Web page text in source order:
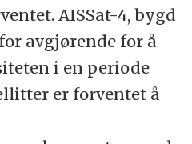
AISSat-4, bygd
avgjørende for å
i en periode
er forventet å